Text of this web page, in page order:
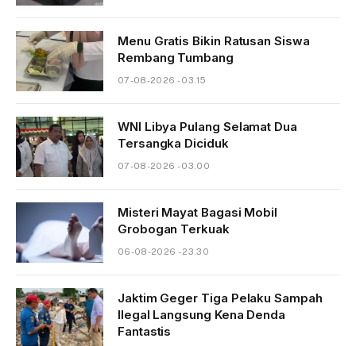
Menu Gratis Bikin Ratusan Siswa
Rembang Tumbang
07-08-2026 - 03.15
WNI Libya Pulang Selamat Dua
Tersangka Diciduk
07-08-2026 - 03.00
Misteri Mayat Bagasi Mobil
Grobogan Terkuak
06-08-2026 - 23.30
Jaktim Geger Tiga Pelaku Sampah
Ilegal Langsung Kena Denda
Fantastis